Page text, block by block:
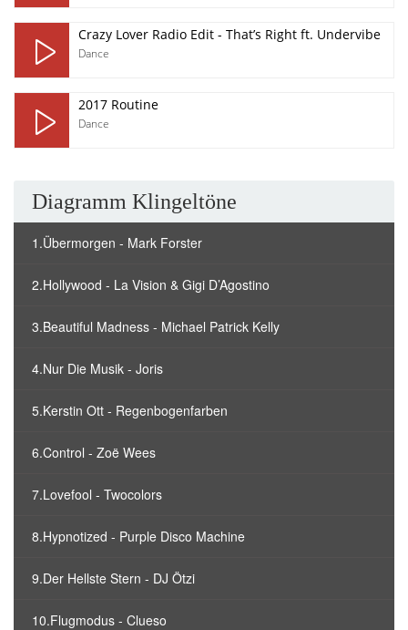
Crazy Lover Radio Edit - That’s Right ft. Undervibe
Dance
2017 Routine
Dance
Diagramm Klingeltöne
1.Übermorgen - Mark Forster
2.Hollywood - La Vision & Gigi D’Agostino
3.Beautiful Madness - Michael Patrick Kelly
4.Nur Die Musik - Joris
5.Kerstin Ott - Regenbogenfarben
6.Control - Zoë Wees
7.Lovefool - Twocolors
8.Hypnotized - Purple Disco Machine
9.Der Hellste Stern - DJ Ötzi
10.Flugmodus - Clueso